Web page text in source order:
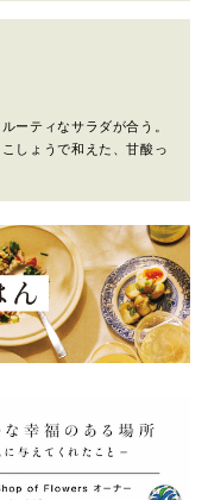
ーティなサラダが合う。
しょうで和えた、甘酸っ